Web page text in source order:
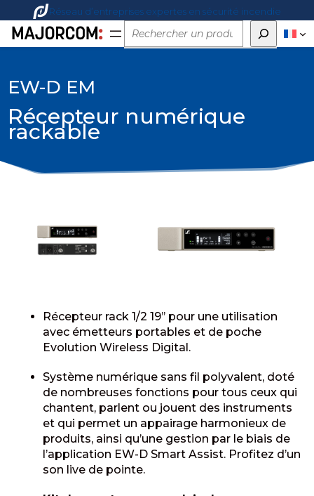
Réseau d’entreprises expertes en sécurité incendie
Rechercher
EW-D EM
Récepteur numérique
rackable
Récepteur rack 1/2 19’’ pour une utilisation
avec émetteurs portables et de poche
Evolution Wireless Digital.
Système numérique sans fil polyvalent, doté
de nombreuses fonctions pour tous ceux qui
chantent, parlent ou jouent des instruments
et qui permet un appairage harmonieux de
produits, ainsi qu’une gestion par le biais de
l’application EW-D Smart Assist. Profitez d’un
son live de pointe.